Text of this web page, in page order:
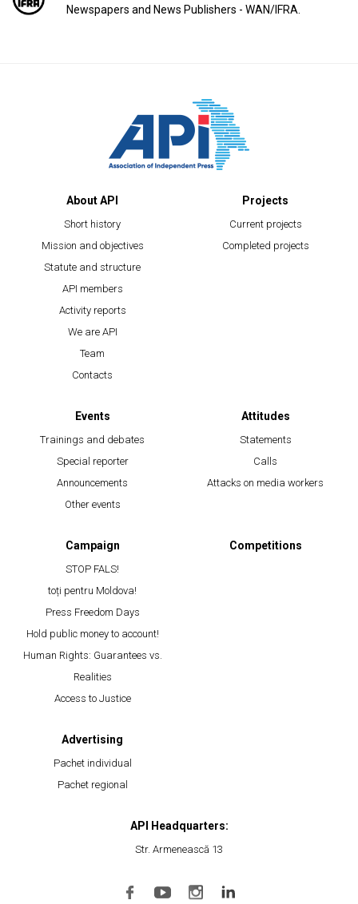
Newspapers and News Publishers - WAN/IFRA.
About API
Short history
Mission and objectives
Statute and structure
API members
Activity reports
We are API
Team
Contacts
Projects
Current projects
Completed projects
Events
Trainings and debates
Special reporter
Announcements
Other events
Attitudes
Statements
Calls
Attacks on media workers
Campaign
STOP FALS!
toți pentru Moldova!
Press Freedom Days
Hold public money to account!
Human Rights: Guarantees vs.
Realities
Access to Justice
Competitions
Advertising
Pachet individual
Pachet regional
API Headquarters:
Str. Armenească 13